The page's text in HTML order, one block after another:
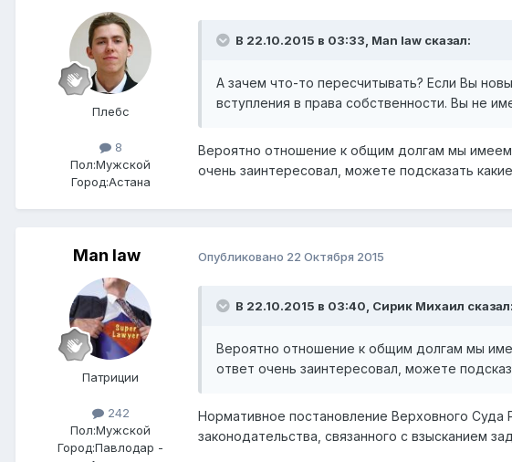
Плебс
8
Пол:Мужской
Город:Астана
В 22.10.2015 в 03:33, Man law сказал:
А зачем что-то пересчитывать? Если Вы
вступления в права собственности. Вы не
Вероятно отношение к общим долгам мы
очень заинтересовал, можете подсказать
Man law
Патриции
242
Пол:Мужской
Город:Павлодар -
Опубликовано 22 Октября 2015
В 22.10.2015 в 03:40, Сирик Михаил сказал:
Вероятно отношение к общим долгам мы
ответ очень заинтересовал, можете
Нормативное постановление Верховного
законодательства, связанного с взысканием